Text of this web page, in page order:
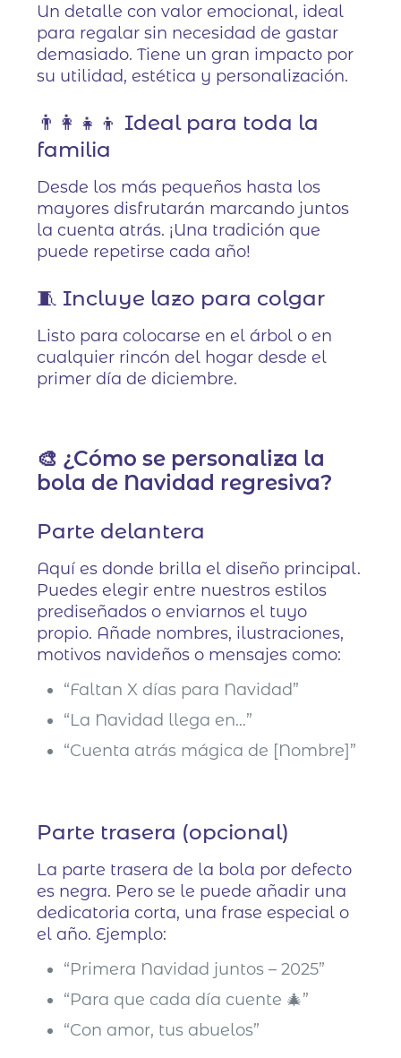
Un detalle con valor emocional, ideal
para regalar sin necesidad de gastar
demasiado. Tiene un gran impacto por
su utilidad, estética y personalización.
👨‍👩‍👧‍👦 Ideal para toda la
familia
Desde los más pequeños hasta los
mayores disfrutarán marcando juntos
la cuenta atrás. ¡Una tradición que
puede repetirse cada año!
🧵 Incluye lazo para colgar
Listo para colocarse en el árbol o en
cualquier rincón del hogar desde el
primer día de diciembre.
🎨 ¿Cómo se personaliza la
bola de Navidad regresiva?
Parte delantera
Aquí es donde brilla el diseño principal.
Puedes elegir entre nuestros estilos
prediseñados o enviarnos el tuyo
propio. Añade nombres, ilustraciones,
motivos navideños o mensajes como:
“Faltan X días para Navidad”
“La Navidad llega en…”
“Cuenta atrás mágica de [Nombre]”
Parte trasera (opcional)
La parte trasera de la bola por defecto
es negra. Pero se le puede añadir una
dedicatoria corta, una frase especial o
el año. Ejemplo:
“Primera Navidad juntos – 2025”
“Para que cada día cuente 🎄”
“Con amor, tus abuelos”